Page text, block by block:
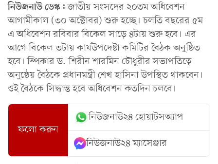
নিউজনাউ ডেস্ক:জাতীয় সংসদের ২০তম অধিবেশন
আগামীকাল (৩০ অক্টোবর) শুরু হচ্ছে। চলতি বছরের ৫ম
এ অধিবেশন রবিবার বিকেল সাড়ে ৪টায় শুরু হবে। এর
আগে বিকেল ৩টায় কার্যউপদেষ্টা কমিটির বৈঠক অনুষ্ঠিত
হবে। স্পিকার ড. শিরীন শারমিন চৌধুরীর সভাপতিত্বে
অনুষ্ঠেয় বৈঠকে প্রধানমন্ত্রী শেখ হাসিনা উপস্থিত থাকবেন।
ওই বৈঠকে সিদ্ধান্ত হবে অধিবেশন কতদিন চলবে।
ফলো করুন
নিউজনাউ২৪ হোয়াটসঅ্যাপ
নিউজনাউ২৪ ম্যাসেঞ্জার